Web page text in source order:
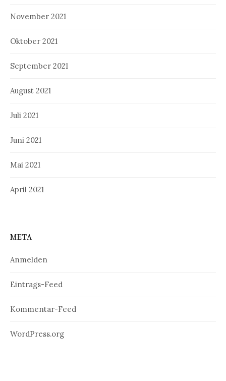
November 2021
Oktober 2021
September 2021
August 2021
Juli 2021
Juni 2021
Mai 2021
April 2021
META
Anmelden
Eintrags-Feed
Kommentar-Feed
WordPress.org